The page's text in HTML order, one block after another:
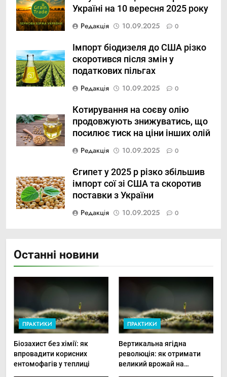
Україні на 10 вересня 2025 року
Редакція
10.09.2025 0
Імпорт біодизеля до США різко
скоротився після змін у
податкових пільгах
Редакція
10.09.2025 0
Котирування на соєву олію
продовжують знижуватись, що
посилює тиск на ціни інших олій
Редакція
10.09.2025 0
Єгипет у 2025 р різко збільшив
імпорт сої зі США та скоротив
поставки з України
Редакція
10.09.2025 0
Останні новини
ПРАКТИКИ
Біозахист без хімії: як
впровадити корисних
ентомофагів у теплиці
ПРАКТИКИ
Вертикальна ягідна
революція: як отримати
великий врожай на